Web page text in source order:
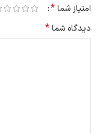
امتیاز شما*
دیدگاه شما*